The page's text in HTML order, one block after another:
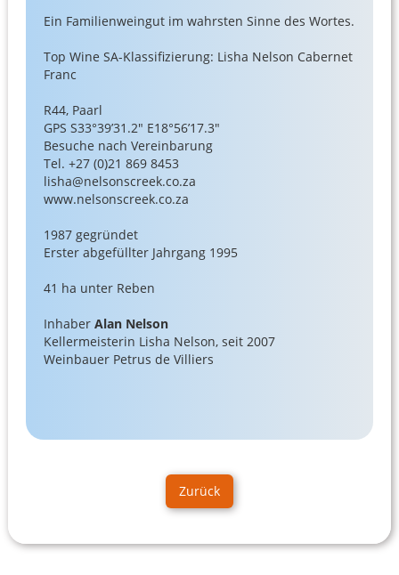
Ein Familienweingut im wahrsten Sinne des Wortes.
Top Wine SA-Klassifizierung: Lisha Nelson Cabernet
Franc
R44, Paarl
GPS S33°39’31.2″ E18°56’17.3″
Besuche nach Vereinbarung
Tel. +27 (0)21 869 8453
lisha@nelsonscreek.co.za
www.nelsonscreek.co.za
1987 gegründet
Erster abgefüllter Jahrgang 1995
41 ha unter Reben
Inhaber Alan Nelson
Kellermeisterin Lisha Nelson, seit 2007
Weinbauer Petrus de Villiers
Zurück